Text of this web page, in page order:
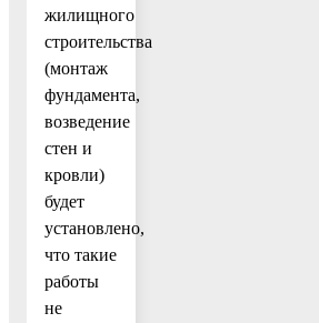
жилищного
строительства
(монтаж
фундамента,
возведение
стен и
кровли)
будет
установлено,
что такие
работы
не